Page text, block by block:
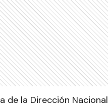
de la Dirección Nacional